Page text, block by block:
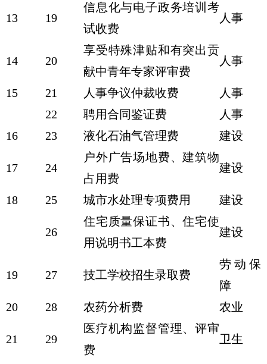
13 19
信息化与电子政务培训考
试收费
人事
14 20
享受特殊津贴和有突出贡
献中青年专家评审费
人事
15 21 人事争议仲裁收费
人事
22
聘用合同鉴证费
人事
16
23 液化石油气管理费 建设
17 24
户外广告场地费、建筑物
占用费
建设
18 25 城市水处理专项费用 建设
26
住宅质量保证书、住宅使
用说明书工本费
建设
19 27 技工学校招生录取费
劳动保
障
20
28 农药分析费 农业
21 29
医疗机构监督管理、评审
费
卫生